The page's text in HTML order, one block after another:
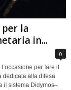
la
in...
0
per fare il
dedicata alla difesa
il sistema Didymos–